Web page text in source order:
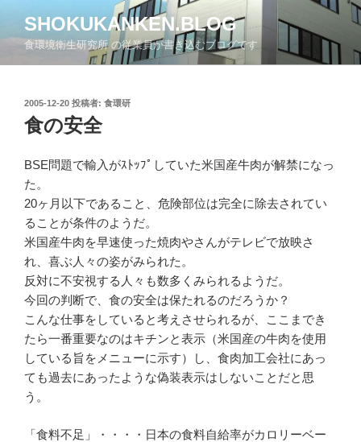
ン
SHOKUKANKEN.BLOG
食環境衛生研究所 の従業員が書き込むブログです
投
稿
日:
2005-12-20 投稿者: 食環研
食の安全
BSE問題で輸入がｽﾄｯﾌﾟしていた米国産牛肉が解禁になっ
た。
20ヶ月以下であること、危険部位は完全に除去されてい
ることが条件のようだ。
米国産牛肉を早速使った焼肉やさんがテレビで放映さ
れ、喜ぶ人々の姿がみられた。
反対に不安視する人々も数多くみられるようだ。
今回の判断で、食の安全は保たれるのだろうか？
こんな仕事をしていると考えさせられるが、ここまでき
たら一番重要なのはキチンと表示（米国産の牛肉を使用
している旨をメニューに示す）し、食肉加工会社にあっ
ても過去にあったような偽装表示はしないことだと思
う。
「食料不足」・・・・日本の食料自給率がカロリーベー